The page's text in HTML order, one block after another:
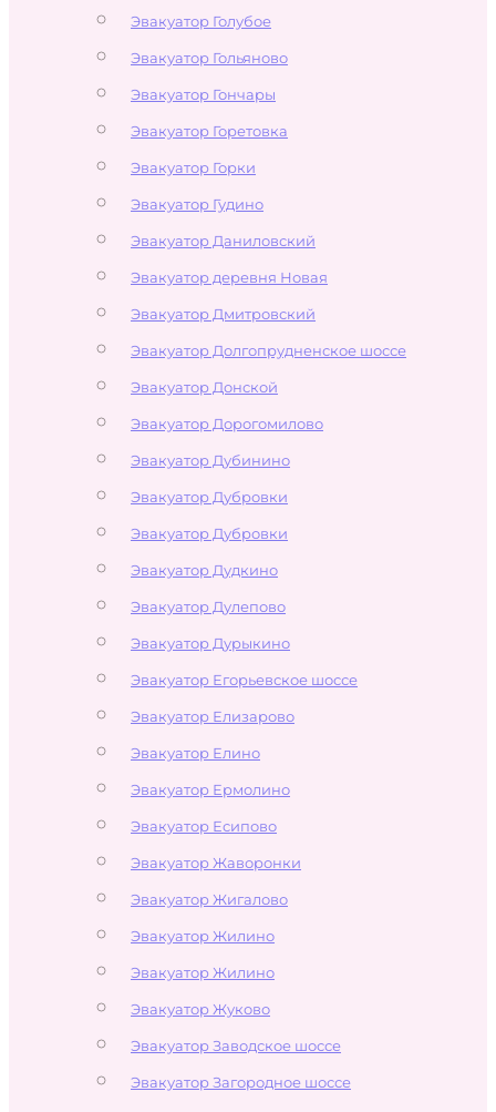
Эвакуатор Голубое
Эвакуатор Гольяново
Эвакуатор Гончары
Эвакуатор Горетовка
Эвакуатор Горки
Эвакуатор Гудино
Эвакуатор Даниловский
Эвакуатор деревня Новая
Эвакуатор Дмитровский
Эвакуатор Долгопрудненское шоссе
Эвакуатор Донской
Эвакуатор Дорогомилово
Эвакуатор Дубинино
Эвакуатор Дубровки
Эвакуатор Дубровки
Эвакуатор Дудкино
Эвакуатор Дулепово
Эвакуатор Дурыкино
Эвакуатор Егорьевское шоссе
Эвакуатор Елизарово
Эвакуатор Елино
Эвакуатор Ермолино
Эвакуатор Есипово
Эвакуатор Жаворонки
Эвакуатор Жигалово
Эвакуатор Жилино
Эвакуатор Жилино
Эвакуатор Жуково
Эвакуатор Заводское шоссе
Эвакуатор Загородное шоссе